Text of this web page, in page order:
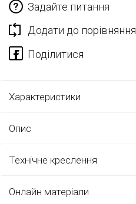
Задайте питання
Додати до порівняння
Характеристики
Опис
Технічне креслення
Онлайн матеріали